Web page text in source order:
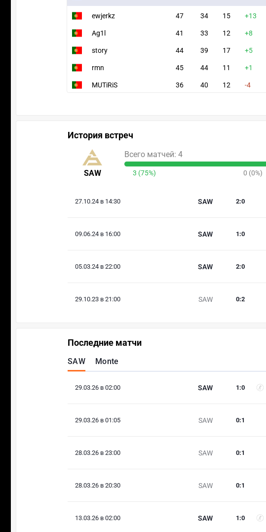
ewjerkz 47 34 15 +13
Ag1l 41 33 12 +8
story 44 39 17 +5
rmn 45 44 11 +1
MUTiRiS 36 40 12 -4
История встреч
SAW
Всего матчей: 4
3 (75%) 0 (0%)
27.10.24 в 14:30 SAW 2:0
09.06.24 в 16:00 SAW 1 :0
05.03.24 в 22:00 SAW 2:0
29.10.23 в 21:00 SAW 0:2
Последние матчи
SAW Monte
29.03.26 в 02:00 SAW 1 :0
29.03.26 в 01:05 SAW 0:1
28.03.26 в 23:00 SAW 0:1
28.03.26 в 20:30 SAW 0:1
13.03.26 в 02:00 SAW 1 :0